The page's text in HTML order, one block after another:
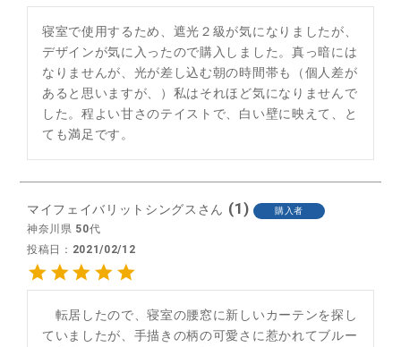
寝室で使用するため、遮光２級が気になりましたが、
デザインが気に入ったので購入しました。真っ暗には
なりませんが、光が差し込む朝の時間帯も（個人差が
あると思いますが、）私はそれほど気になりませんで
した。程よい甘さのテイストで、白い壁に映えて、と
ても満足です。
マイフェイバリットシングス 1 購入者
神奈川県 50代
投稿日
2021/02/12
転居したので、寝室の腰窓に新しいカーテンを探し
ていましたが、手描きの柄の可愛さに惹かれてブルー